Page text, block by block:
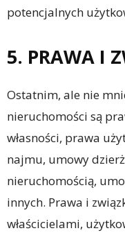
potencjalnych
5. PRAWA I
Ostatnim, ale nie
nieruchomości są
własności, prawa
najmu, umowy
nieruchomością,
innych. Prawa i
właścicielami,